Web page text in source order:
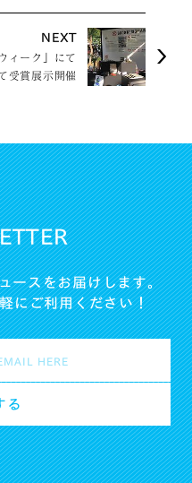
NEXT
ィーク」にて
受賞展示開催
ースをお届けします。
にご利用ください！